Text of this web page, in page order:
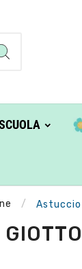
Astuccio